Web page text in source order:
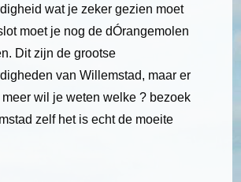
wat je zeker gezien moet
moet je nog de dÓrangemolen
Dit zijn de grootse
van Willemstad, maar er
wil je weten welke ? bezoek
zelf het is echt de moeite